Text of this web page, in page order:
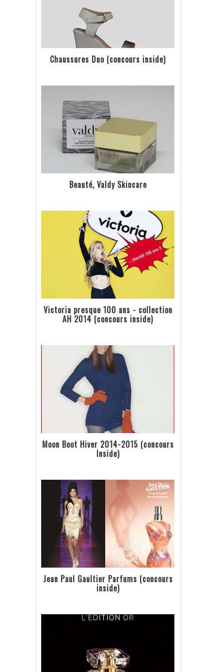
Chaussures Duo (concours inside)
Beauté, Valdy Skincare
Victoria presque 100 ans - collection
AH 2014 (concours inside)
Moon Boot Hiver 2014-2015 (concours
Inside)
Jean Paul Gaultier Parfums (concours
inside)